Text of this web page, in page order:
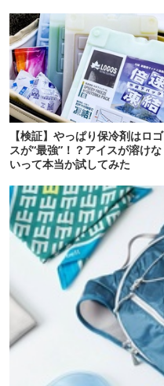
【検証】やっぱり保冷剤はロゴ
スが“最強”！？アイスが溶けな
いって本当か試してみた